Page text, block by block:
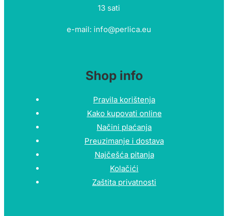
13 sati
e-mail: info@perlica.eu
Shop info
Pravila korištenja
Kako kupovati online
Načini plaćanja
Preuzimanje i dostava
Najčešća pitanja
Kolačići
Zaštita privatnosti